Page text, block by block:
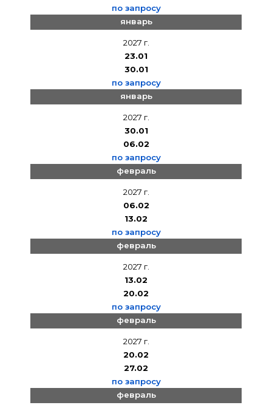
по запросу
январь
2027 г.
23.01
30.01
по запросу
январь
2027 г.
30.01
06.02
по запросу
февраль
2027 г.
06.02
13.02
по запросу
февраль
2027 г.
13.02
20.02
по запросу
февраль
2027 г.
20.02
27.02
по запросу
февраль